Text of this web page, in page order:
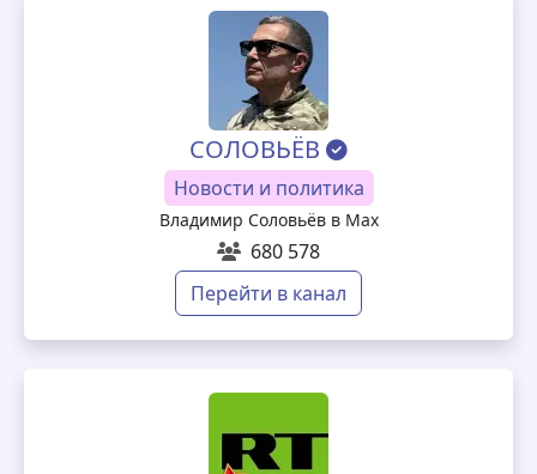
СОЛОВЬЁВ
Новости и политика
Владимир Соловьёв в Мах
680 578
Перейти в канал